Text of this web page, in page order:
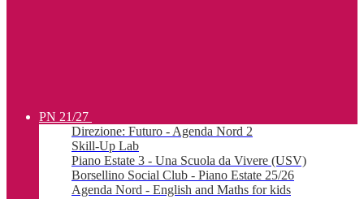
PN 21/27
Direzione: Futuro - Agenda Nord 2
Skill-Up Lab
Piano Estate 3 - Una Scuola da Vivere (USV)
Borsellino Social Club - Piano Estate 25/26
Agenda Nord - English and Maths for kids